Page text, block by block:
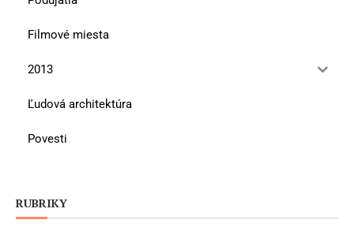
Filmové miesta
2013
Ľudová architektúra
Povesti
RUBRIKY